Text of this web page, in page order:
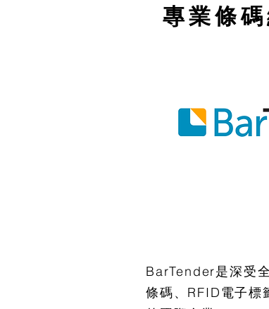
專業條
BarTender是深受
條碼、RFID電子標